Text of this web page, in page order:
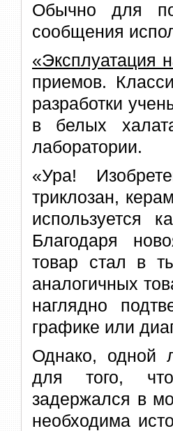
Обычно для
сообщения
«Эксплуатация
приемов.
разработки
в белых
лаборатории.
«Ура!
триклозан,
используется
Благодаря
товар стал в
аналогичных
наглядно
графике или
Однако, одной
для того,
задержался в
необходима